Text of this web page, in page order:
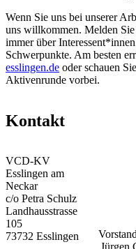
Wenn Sie uns bei unserer
uns willkommen. Melden
immer über
Schwerpunkte. Am besten
esslingen.de oder schauen
Aktivenrunde vorbei.
Kontakt
VCD-KV
Esslingen am
Neckar
c/o Petra Schulz
Landhausstrasse
105
73732 Esslingen